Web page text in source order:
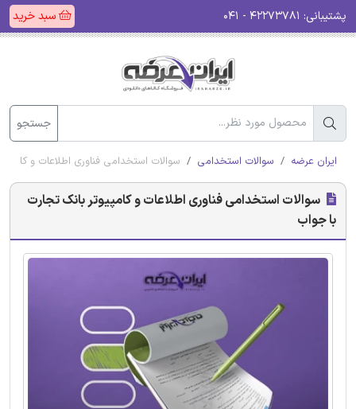
پشتیبانی: سبد خرید
جستجو
ایران عرضه سوالات استخدامی سوالات استخدامی فناوری اطلاعات و
سوالات استخدامی فناوری اطلاعات و کامپیوتر بانک تجارت
با جواب